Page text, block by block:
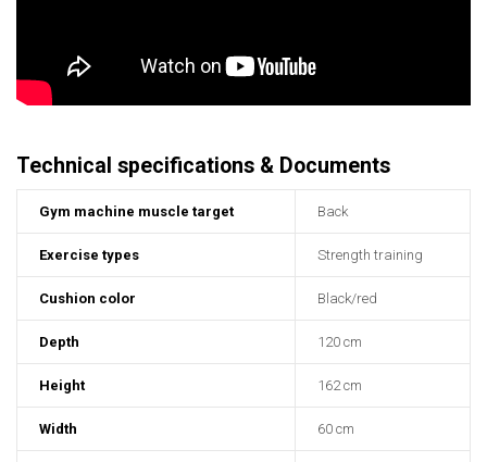
Technical specifications & Documents
Gym machine muscle target Back
Exercise types Strength training
Cushion color Black/red
Depth 120 cm
Height 162 cm
Width 60 cm